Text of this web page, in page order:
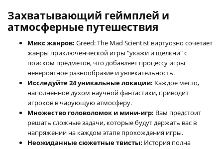
Захватывающий геймплей и
атмосферные путешествия
Микс жанров: Greed: The Mad Scientist виртуозно сочетает
жанры приключенческой игры "укажи и щелкни" с
поиском предметов, что добавляет процессу игры
невероятное разнообразие и увлекательность.
Исследуйте 24 уникальные локации: Каждое место,
наполненное духом научной фантастики, приводит
игроков в чарующую атмосферу.
Множество головоломок и мини-игр: Вам предстоит
решать сложные задачи, которые будут держать вас в
напряжении на каждом этапе прохождения игры.
Неожиданные сюжетные твисты: История полна